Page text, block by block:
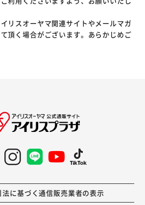
リスオーヤマ関連サイトやメールマガ
頂く場合がございます。あらかじめご
法に基づく通信販売業者の表示